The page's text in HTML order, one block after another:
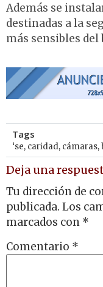
Además se
destinadas a la
más sensibles del
Tags
‘se, caridad, cámaras,
Deja una
Tu dirección de
publicada. Los
marcados con *
Comentario *